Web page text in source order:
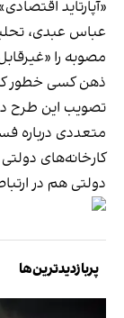
«آپارتاید
عباس عبدی،
مصوبه را
ذهن کسی خطور
تصویب این طرح
متعددی درباره
کارخانه‌های
دولتی هم در
پربازدیدترین‌ها